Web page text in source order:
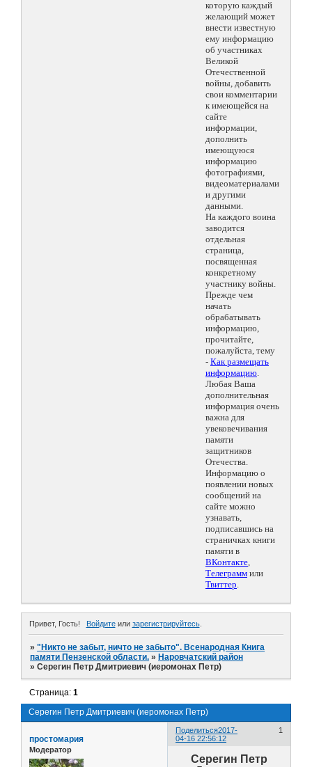
которую каждый
желающий может
внести известную
ему информацию
об участниках
Великой
Отечественной
войны, добавить
свои комментарии
к имеющейся на
сайте
информации,
дополнить
имеющуюся
информацию
фотографиями,
видеоматериалами
и другими
данными.
На каждого воина
заводится
отдельная
страница,
посвященная
конкретному
участнику войны.
Прежде чем
начать
обрабатывать
информацию,
прочитайте,
пожалуйста, тему
- Как размещать
информацию.
Любая Ваша
дополнительная
информация очень
важна для
увековечивания
памяти
защитников
Отечества.
Информацию о
появлении новых
сообщений на
сайте можно
узнавать,
подписавшись на
страничках книги
памяти в
ВКонтакте,
Телеграмм или
Твиттер.
Привет, Гость! Войдитеили зарегистрируйтесь.
»"Никто не забыт, ничто не забыто". Всенародная Книга
памяти Пензенской области. » Наровчатский район
»Серегин Петр Дмитриевич (иеромонах Петр)
Серегин Петр Дмитриевич (иеромонах Петр)
Страница:1
Поделиться 1
2017-
04-16 22:56:12
простомария
Модератор
Серегин Петр